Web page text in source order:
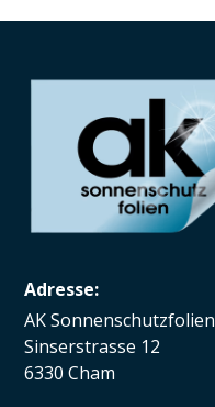
Adresse:
AK Sonnenschutzfolien
Sinserstrasse 12
6330 Cham